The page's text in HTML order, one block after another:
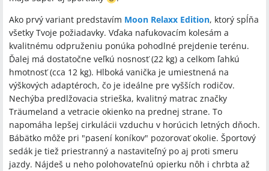
Ako prvý variant predstavím Moon Relaxx Edition, ktorý spĺňa
všetky Tvoje požiadavky. Vďaka nafukovacím kolesám a
kvalitnému odpruženiu ponúka pohodlné prejdenie terénu.
Ďalej má dostatočne veľkú nosnosť (22 kg) a celkom ľahkú
hmotnosť (cca 12 kg). Hlboká vanička je umiestnená na
výškových adaptéroch, čo je ideálne pre vyšších rodičov.
Nechýba predlžovacia strieška, kvalitný matrac značky
Träumeland a vetracie okienko na prednej strane. To
napomáha lepšej cirkulácii vzduchu v horúcich letných dňoch.
Bábätko môže pri "pasení koníkov" pozorovať okolie. Športový
sedák je tiež priestranný a nastaviteľný po aj proti smeru
jazdy. Nájdeš u neho polohovateľnú opierku nôh i chrbta až